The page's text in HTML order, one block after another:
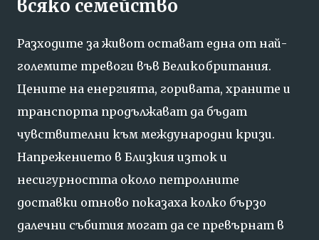
всяко семейство
Разходите за живот остават една от най-
големите тревоги във Великобритания.
Цените на енергията, горивата, храните и
транспорта продължават да бъдат
чувствителни към международни кризи.
Напрежението в Близкия изток и
несигурността около петролните
доставки отново показаха колко бързо
далечни събития могат да се превърнат в